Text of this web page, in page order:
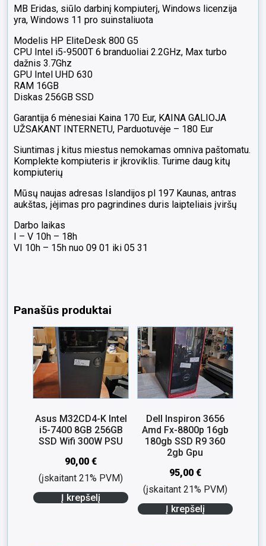
MB Eridas, siūlo darbinį kompiuterį, Windows licenzija
yra, Windows 11 pro suinstaliuota
Modelis HP EliteDesk 800 G5
CPU Intel i5-9500T 6 branduoliai 2.2GHz, Max turbo
dažnis 3.7Ghz
GPU Intel UHD 630
RAM 16GB
Diskas 256GB SSD
Garantija 6 mėnesiai Kaina 170 Eur, KAINA GALIOJA
UŽSAKANT INTERNETU, Parduotuvėje – 180 Eur
Siuntimas į kitus miestus nemokamas omniva paštomatu.
Komplekte kompiuteris ir įkroviklis. Turime daug kitų
kompiuterių
Mūsų naujas adresas Islandijos pl 197 Kaunas, antras
aukštas, įėjimas pro pagrindines duris laipteliais įviršų
Darbo laikas
I – V 10h – 18h
VI 10h – 15h nuo 09 01 iki 05 31
Panašūs produktai
Asus M32CD4-K Intel
i5-7400 8GB 256GB
SSD Wifi 300W PSU
90,00€
(įskaitant 21% PVM)
Į krepšelį
Dell Inspiron 3656
Amd Fx-8800p 16gb
180gb SSD R9 360
2gb Gpu
95,00 €
(įskaitant 21% PVM)
Į krepšelį